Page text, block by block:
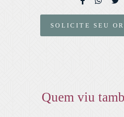
SOLICITE SEU
Quem viu